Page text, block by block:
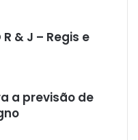
& J – Regis e
a previsão de